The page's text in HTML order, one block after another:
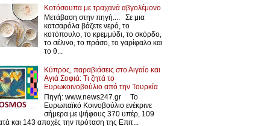
Κοτόσουπα με τραχανά αβγολέμονο
Μετάβαση στην πηγή.... Σε μια
κατσαρόλα βάζετε νερό, το
κοτόπουλο, το κρεμμύδι, το σκόρδο,
το σέλινο, το πράσο, το γαρίφαλο και
το θ...
Κύπρος, παραβιάσεις στο Αιγαίο και
Αγιά Σοφιά: Τι ζητά το
Ευρωκοινοβούλιο από την Τουρκία
Πηγή: www.news247.gr Το
Ευρωπαϊκό Κοινοβούλιο ενέκρινε
σήμερα με ψήφους 370 υπέρ, 109
και 143 αποχές την πρόταση της Επιτ...